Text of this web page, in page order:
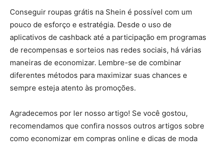
Conseguir roupas grátis na Shein é possível com um
pouco de esforço e estratégia. Desde o uso de
aplicativos de cashback até a participação em programas
de recompensas e sorteios nas redes sociais, há várias
maneiras de economizar. Lembre-se de combinar
diferentes métodos para maximizar suas chances e
sempre esteja atento às promoções.
Agradecemos por ler nosso artigo! Se você gostou,
recomendamos que confira nossos outros artigos sobre
como economizar em compras online e dicas de moda